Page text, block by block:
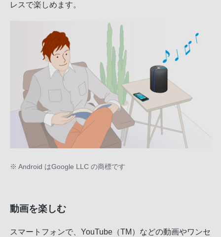
レスで楽しめます。
※ Android はGoogle LLC の商標です
動画を楽しむ
スマートフォンで、YouTube（TM）などの動画やワンセ